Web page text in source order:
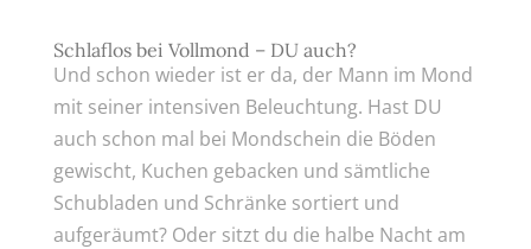
Schlaflos bei Vollmond – DU auch?
Und schon wieder ist er da, der Mann im Mond
mit seiner intensiven Beleuchtung. Hast DU
auch schon mal bei Mondschein die Böden
gewischt, Kuchen gebacken und sämtliche
Schubladen und Schränke sortiert und
aufgeräumt? Oder sitzt du die halbe Nacht am